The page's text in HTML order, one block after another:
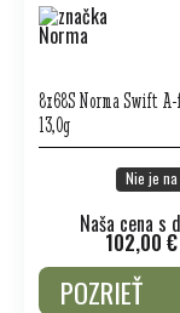
8x68S Norma Swift
13,0g
Nie je
Naša cena s
102,00 €
POZRIEŤ